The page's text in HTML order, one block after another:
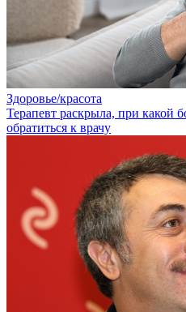
Здоровье/красота
Терапевт раскрыла, при какой
обратиться к врачу